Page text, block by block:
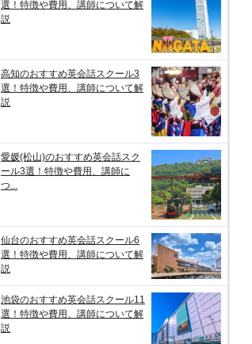
選！特徴や費用、講師について解
説
高知のおすすめ英会話スクール3
選！特徴や費用、講師について解
説
愛媛(松山)のおすすめ英会話スク
ール3選！特徴や費用、講師に
つ...
仙台のおすすめ英会話スクール6
選！特徴や費用、講師について解
説
池袋のおすすめ英会話スクール11
選！特徴や費用、講師について解
説